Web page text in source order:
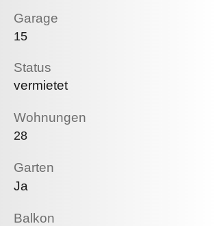
Garage
15
Status
vermietet
Wohnungen
28
Garten
Ja
Balkon